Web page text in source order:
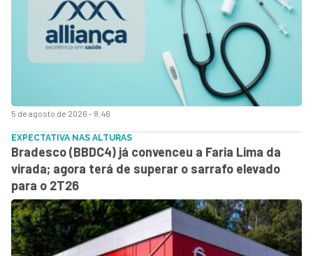
5 de agosto de 2026 - 8:46
EXPECTATIVA NAS ALTURAS
Bradesco (BBDC4) já convenceu a Faria Lima da
virada; agora terá de superar o sarrafo elevado
para o 2T26